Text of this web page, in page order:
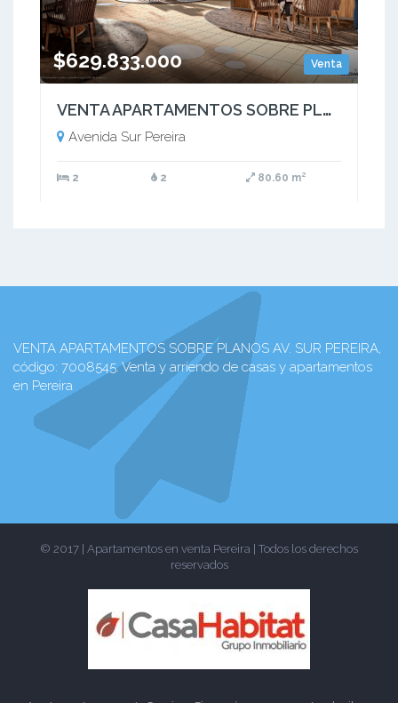
Venta
$629.833.000
VENTA APARTAMENTOS SOBRE PLANOS AV. SUR PEREIRA
Avenida Sur Pereira
2 2 80.60 m²
VENTA APARTAMENTOS SOBRE PLANOS AV. SUR PEREIRA,
código: 7008545. Venta y arriendo de casas y apartamentos
en Pereira
© 2017 | Apartamentos en venta Pereira | Todos los derechos
reservados